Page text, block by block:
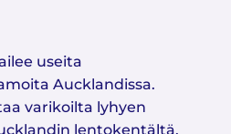
useita
Aucklandissa.
varikoilta lyhyen
lentokentältä,